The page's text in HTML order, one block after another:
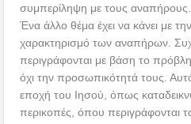
συμπερίληψη με τους αναπήρους.
Ένα άλλο θέμα έχει να κάνει με
χαρακτηρισμό των αναπήρων.
περιγράφονται με βάση το
όχι την προσωπικότητά τους.
εποχή του Ιησού, όπως
περικοπές, όπου περιγράφονται